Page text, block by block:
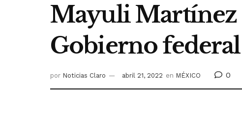
Mayuli Martínez
Gobierno
por Noticias Claro abril 21, 2022 en MÉXICO 0